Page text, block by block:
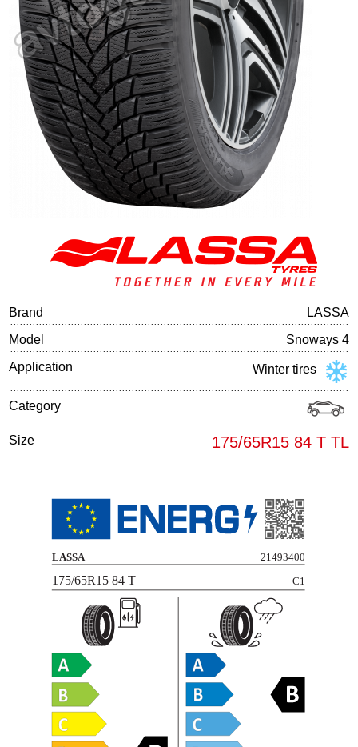
Tire balancing
Brand
LASSA
Model
Snoways 4
Application
Winter tires
Category
Size 175/65R15 84 T TL